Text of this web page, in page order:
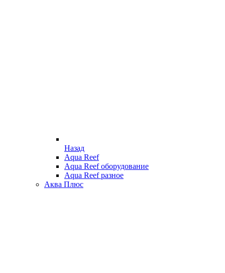
Назад
Aqua Reef
Aqua Reef оборудование
Aqua Reef разное
Аква Плюс